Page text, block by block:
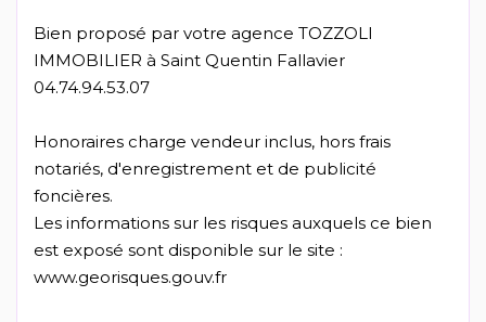
Bien proposé par votre agence TOZZOLI
IMMOBILIER à Saint Quentin Fallavier
04.74.94.53.07
Honoraires charge vendeur inclus, hors frais
notariés, d'enregistrement et de publicité
foncières.
Les informations sur les risques auxquels ce bien
est exposé sont disponible sur le site :
www.georisques.gouv.fr